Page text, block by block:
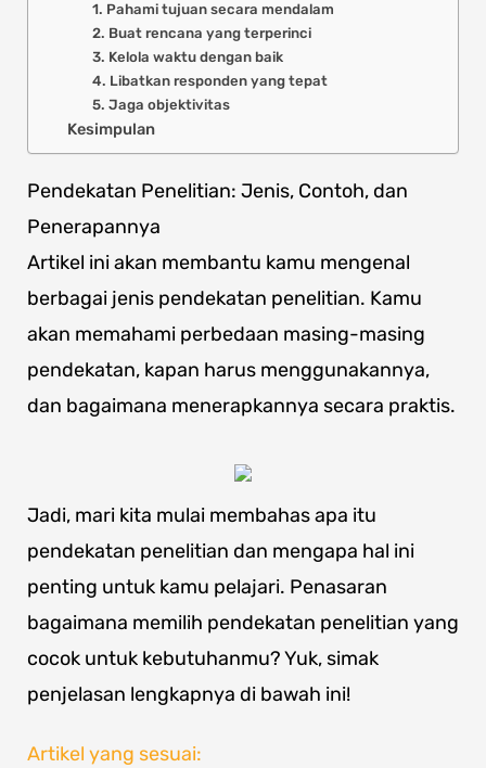
1. Pahami tujuan secara mendalam
2. Buat rencana yang terperinci
3. Kelola waktu dengan baik
4. Libatkan responden yang tepat
5. Jaga objektivitas
Kesimpulan
Pendekatan Penelitian: Jenis, Contoh, dan
Penerapannya
Artikel ini akan membantu kamu mengenal
berbagai jenis pendekatan penelitian. Kamu
akan memahami perbedaan masing-masing
pendekatan, kapan harus menggunakannya,
dan bagaimana menerapkannya secara praktis.
Jadi, mari kita mulai membahas apa itu
pendekatan penelitian dan mengapa hal ini
penting untuk kamu pelajari. Penasaran
bagaimana memilih pendekatan penelitian yang
cocok untuk kebutuhanmu? Yuk, simak
penjelasan lengkapnya di bawah ini!
Artikel yang sesuai: